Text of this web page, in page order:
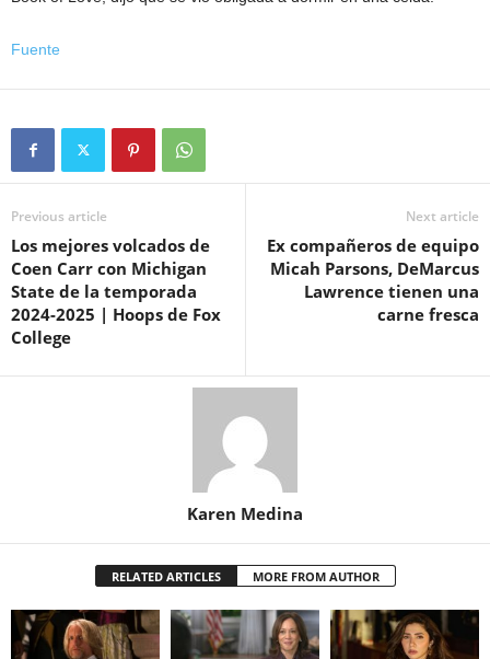
Fuente
Previous article
Los mejores volcados de
Coen Carr con Michigan
State de la temporada
2024-2025 | Hoops de Fox
College
Next article
Ex compañeros de equipo
Micah Parsons, DeMarcus
Lawrence tienen una
carne fresca
Karen Medina
RELATED ARTICLES MORE FROM AUTHOR